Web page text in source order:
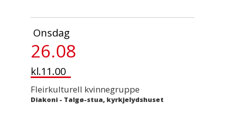
Onsdag
26.08
kl.11.00
Fleirkulturell kvinnegruppe
Diakoni - Talgø-stua, kyrkjelydshuset